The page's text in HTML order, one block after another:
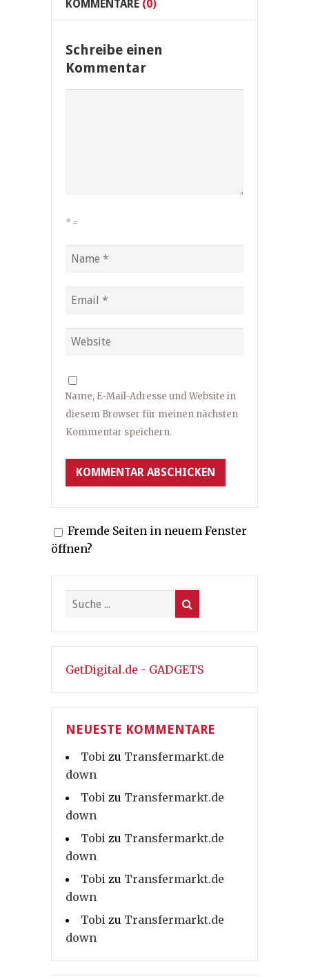
KOMMENTARE (0)
Schreibe einen
Kommentar
* =
Name, E-Mail-Adresse und Website in
diesem Browser für meinen nächsten
Kommentar speichern.
Fremde Seiten in neuem Fenster
öffnen?
GetDigital.de - GADGETS
NEUESTE KOMMENTARE
Tobi zu Transfermarkt.de
down
Tobi zu Transfermarkt.de
down
Tobi zu Transfermarkt.de
down
Tobi zu Transfermarkt.de
down
Tobi zu Transfermarkt.de
down